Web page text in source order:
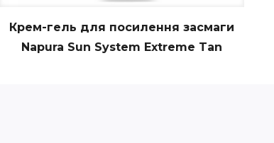
Крем-гель для посилення засмаги
Napura Sun System Extreme Tan